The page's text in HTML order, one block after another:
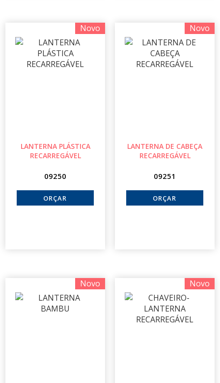
Novo
LANTERNA PLÁSTICA
RECARREGÁVEL
09250
Novo
LANTERNA DE CABEÇA
RECARREGÁVEL
09251
Novo Novo